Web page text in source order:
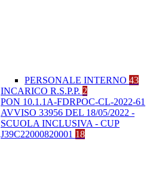
PERSONALE INTERNO 43
INCARICO R.S.P.P. 2
PON 10.1.1A-FDRPOC-CL-2022-61
AVVISO 33956 DEL 18/05/2022 -
SCUOLA INCLUSIVA - CUP
J39C22000820001 18